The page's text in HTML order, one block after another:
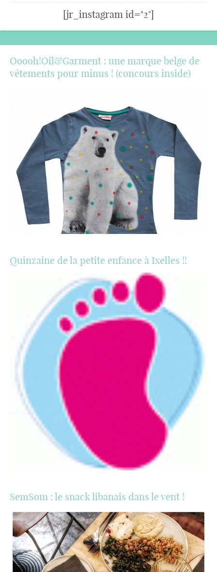
[jr_instagram id="2"]
Ooooh!Oil&Garment : une marque belge de
vêtements pour minus ! (concours inside)
Quinzaine de la petite enfance à Ixelles !!
SemSom : le snack libanais dans le vent !